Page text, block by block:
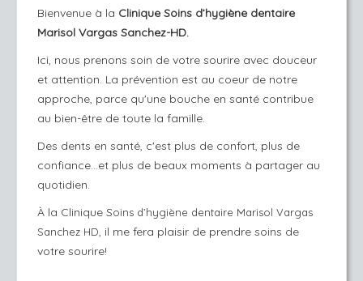
Bienvenue à la Clinique Soins d’hygiène dentaire
Marisol Vargas Sanchez-HD.
Ici, nous prenons soin de votre sourire avec douceur
et attention. La prévention est au coeur de notre
approche, parce qu'une bouche en santé contribue
au bien-être de toute la famille.
Des dents en santé, c'est plus de confort, plus de
confiance...et plus de beaux moments à partager au
quotidien.
À la Clinique Soins d’hygiène dentaire Marisol Vargas
Sanchez HD, il me fera plaisir de prendre soins de
votre sourire!